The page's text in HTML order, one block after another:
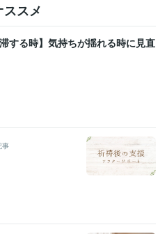
スメ
する時】気持ちが揺れる時に見直
事